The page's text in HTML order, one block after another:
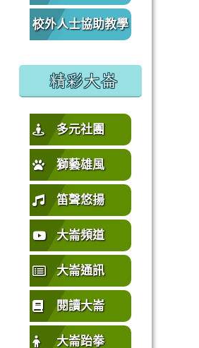
版本
校外人士協助教學
精彩大崙
多元社團
獅藝雄風
笛聲悠揚
大崙頻道
大崙通訊
閱讀大崙
大崙跆拳